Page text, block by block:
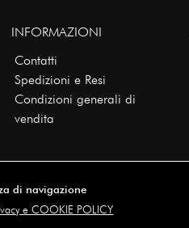
INFORMAZIONI
Contatti
Spedizioni e Resi
Condizioni generali di
vendita
di navigazione
e COOKIE POLICY